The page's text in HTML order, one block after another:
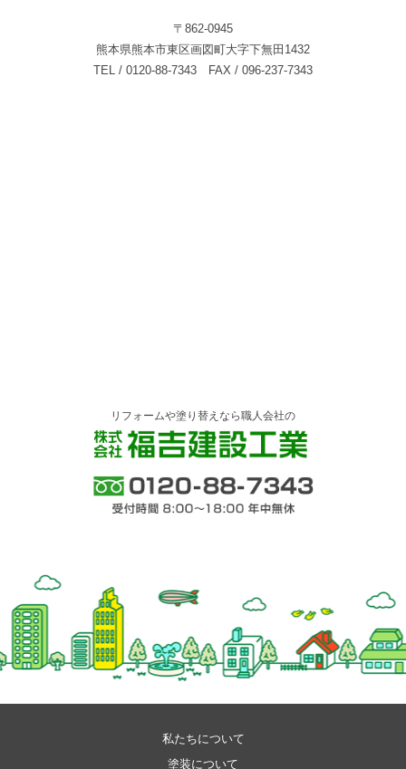
〒862-0945
熊本県熊本市東区画図町大字下無田1432
TEL / 0120-88-7343 FAX / 096-237-7343
リフォームや塗り替えなら職人会社の
私たちについて
塗装について